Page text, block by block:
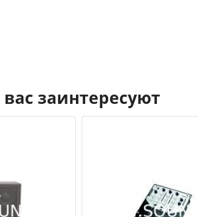
заинтересуют